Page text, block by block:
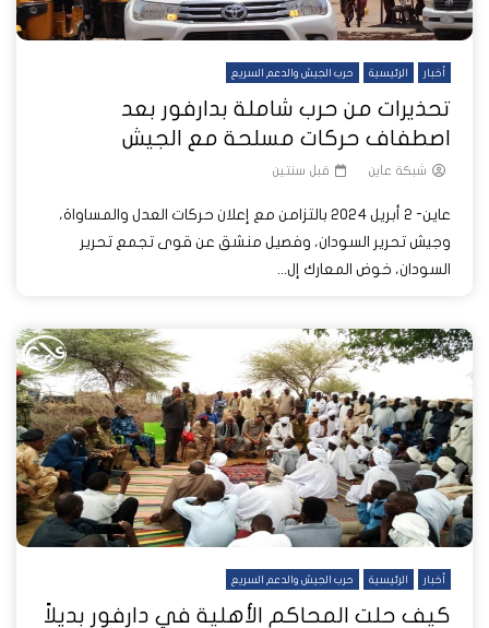
أخبار الرئيسية حرب الجيش والدعم السريع
تحذيرات من حرب شاملة بدارفور بعد
اصطفاف حركات مسلحة مع الجيش
شبكة عاين قبل سنتين
عاين- 2 أبريل 2024 بالتزامن مع إعلان حركات العدل والمساواة،
وجيش تحرير السودان، وفصيل منشق عن قوى تجمع تحرير
السودان، خوض المعارك إل...
أخبار الرئيسية حرب الجيش والدعم السريع
كيف حلت المحاكم الأهلية في دارفور بديلاً